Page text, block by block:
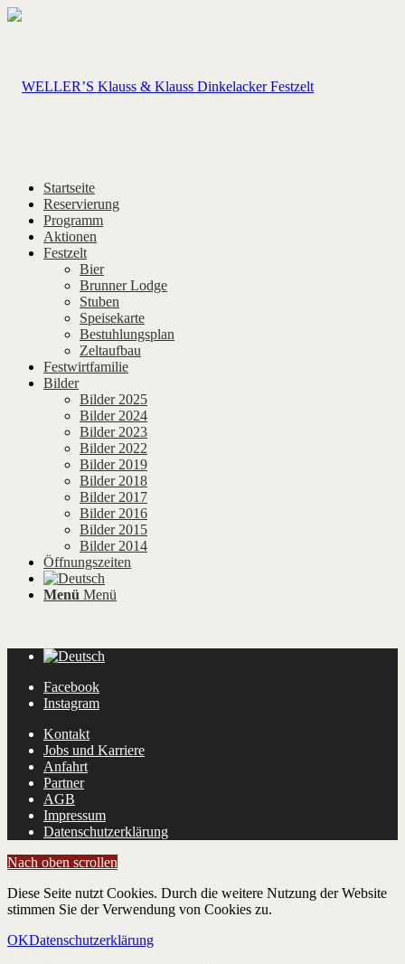
Startseite
Reservierung
Programm
Aktionen
Festzelt
Bier
Brunner Lodge
Stuben
Speisekarte
Bestuhlungsplan
Zeltaufbau
Festwirtfamilie
Bilder
Bilder 2025
Bilder 2024
Bilder 2023
Bilder 2022
Bilder 2019
Bilder 2018
Bilder 2017
Bilder 2016
Bilder 2015
Bilder 2014
Öffnungszeiten
Menü Menü
Facebook
Instagram
Kontakt
Jobs und Karriere
Anfahrt
Partner
AGB
Impressum
Datenschutzerklärung
Nach oben scrollen
Diese Seite nutzt Cookies. Durch die weitere Nutzung der Website
stimmen Sie der Verwendung von Cookies zu.
OKDatenschutzerklärung